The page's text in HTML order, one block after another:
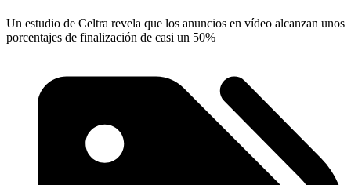
Un estudio de Celtra revela que los anuncios en vídeo alcanzan unos
porcentajes de finalización de casi un 50%